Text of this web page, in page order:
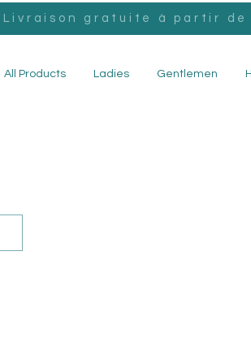
Livraison gratuite à partir de
All Products Ladies Gentlemen